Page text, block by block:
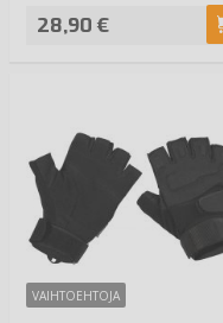
28,90 €
VAIHTOEHTOJA